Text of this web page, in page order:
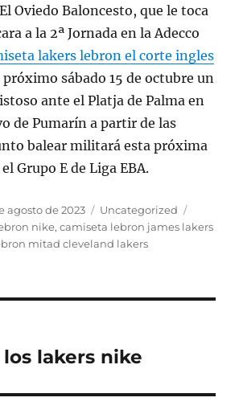
Oviedo Baloncesto, que le toca
a la 2ª Jornada en la Adecco
lakers lebron el corte ingles
sábado 15 de octubre un
ante el Platja de Palma en
de Pumarín a partir de las
balear militará esta próxima
Grupo E de Liga EBA.
agosto de 2023 Categorías
Uncategorized
nike,camiseta lebron james lakers
mitad cleveland lakers
lakers nike